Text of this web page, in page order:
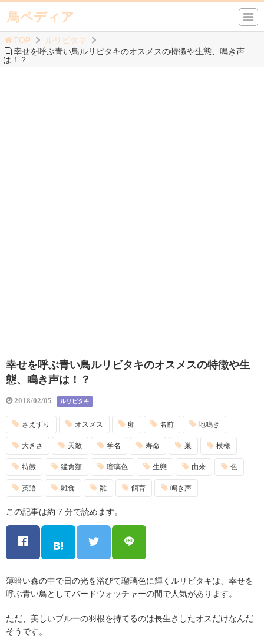
鳥ペディア
TOP
ルリビタキ
幸せを呼ぶ青い鳥ルリビタキのオスメスの特徴や生態、鳴き声
は！？
幸せを呼ぶ青い鳥ルリビタキのオスメスの特徴や生
態、鳴き声は！？
2018/02/05 ルリビタキ
さえずり オスメス 卵 名前 地鳴き
大きさ 天敵 学名 寿命 巣 模様
特徴 猛禽類 瑠璃色 生態 由来 色
英語 雑食 雛 飼育 鳴き声
この記事は約 7 分で読めます。
薄暗い森の中で日の光を浴びて瑠璃色に輝くルリビタキは、幸せを
呼ぶ青い鳥としてバードウォッチャーの間で人気があります。
ただ、美しいブルーの羽根を持てるのは長生きしたオスだけなんだ
そうです。